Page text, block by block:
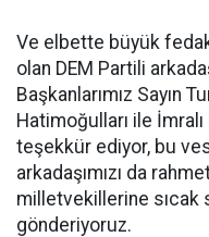
Ve elbette büyük
olan DEM Partili
Başkanlarımız Sayın
Hatimoğulları ile
teşekkür ediyor, bu
arkadaşımızı da
milletvekillerine sıcak
gönderiyoruz.